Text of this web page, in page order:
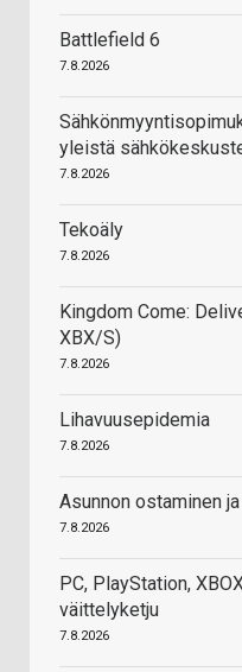
Battlefield 6
7.8.2026
yleistä
7.8.2026
Tekoäly
7.8.2026
Kingdom Come:
XBX/S)
7.8.2026
Lihavuusepidemia
7.8.2026
Asunnon ostaminen
7.8.2026
PC, PlayStation,
väittelyketju
7.8.2026